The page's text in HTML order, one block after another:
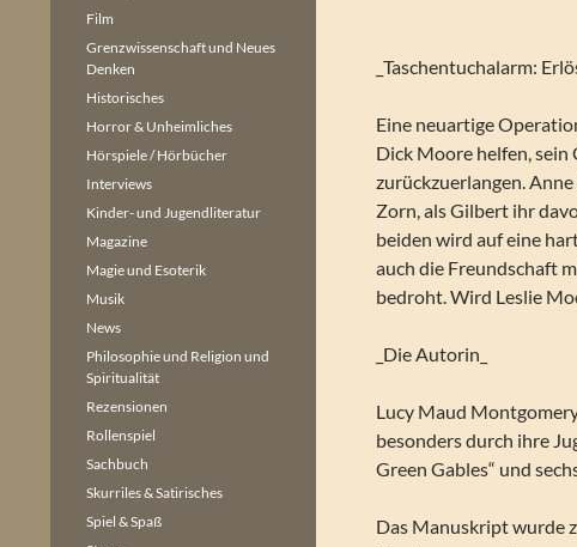
_Taschentuchalarm:
Eine neuartige
Dick Moore helfen, sein
zurückzuerlangen.
Zorn, als Gilbert ihr
beiden wird auf eine
auch die Freundschaft
bedroht. Wird Leslie
_Die Autorin_
Lucy Maud
besonders durch ihre
Green Gables“ und
Das Manuskript wurde
Film
Grenzwissenschaft und Neues
Denken
Historisches
Horror & Unheimliches
Hörspiele / Hörbücher
Interviews
Kinder- und Jugendliteratur
Magazine
Magie und Esoterik
Musik
News
Philosophie und Religion und
Spiritualität
Rezensionen
Rollenspiel
Sachbuch
Skurriles & Satirisches
Spiel & Spaß